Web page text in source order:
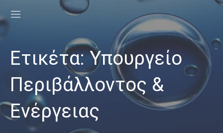
Ετικέτα:Υπουργείο
Περιβάλλοντος &
Ενέργειας